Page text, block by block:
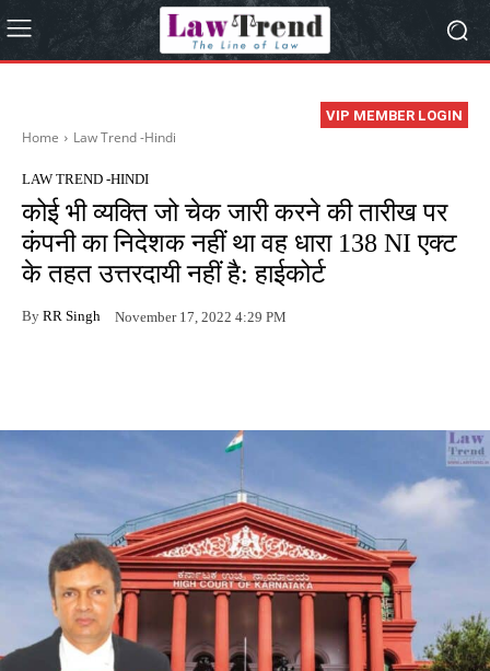
VIP MEMBER LOGIN
Home Law Trend -Hindi
LAW TREND -HINDI
कोई भी व्यक्ति जो चेक जारी करने की तारीख पर
कंपनी का निदेशक नहीं था वह धारा 138 NI एक्ट
के तहत उत्तरदायी नहीं है: हाईकोर्ट
By RR Singh November 17, 2022 4:29 PM